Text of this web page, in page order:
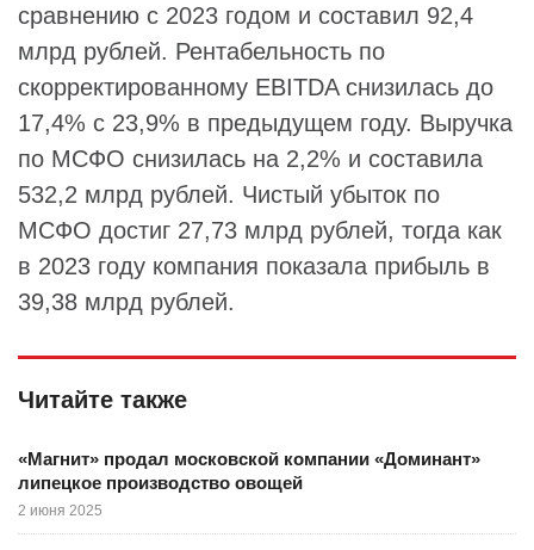
сравнению с 2023 годом и составил 92,4
млрд рублей. Рентабельность по
скорректированному EBITDA снизилась до
17,4% с 23,9% в предыдущем году. Выручка
по МСФО снизилась на 2,2% и составила
532,2 млрд рублей. Чистый убыток по
МСФО достиг 27,73 млрд рублей, тогда как
в 2023 году компания показала прибыль в
39,38 млрд рублей.
Читайте также
«Магнит» продал московской компании «Доминант»
липецкое производство овощей
2 июня 2025